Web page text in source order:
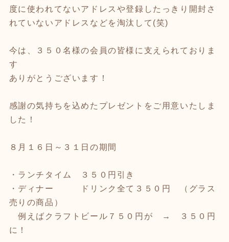
度に使われてないアドレスや登録したっきり開封さ
れていないアドレスなどを淘汰して(笑)
今は、３５０名様の会員の皆様に支えられておりま
す
ありがとうございます！
感謝の気持ちを込めたプレゼントをご用意いたしま
した！
８月１６日～３１日の期間
・ランチタイム ３５０円引き
・ディナー ドリンク全て３５０円 （グラス
売りの商品）
例えばクラフトビール７５０円が → ３５０円
に！